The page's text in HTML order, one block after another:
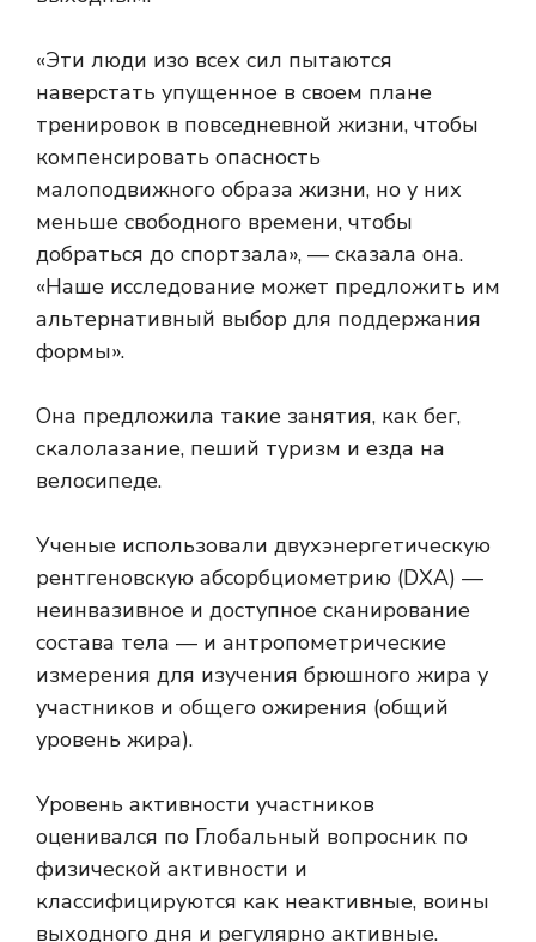
«Эти люди изо всех сил пытаются
наверстать упущенное в своем плане
тренировок в повседневной жизни, чтобы
компенсировать опасность
малоподвижного образа жизни, но у них
меньше свободного времени, чтобы
добраться до спортзала», — сказала она.
«Наше исследование может предложить им
альтернативный выбор для поддержания
формы».
Она предложила такие занятия, как бег,
скалолазание, пеший туризм и езда на
велосипеде.
Ученые использовали двухэнергетическую
рентгеновскую абсорбциометрию (DXA) —
неинвазивное и доступное сканирование
состава тела — и антропометрические
измерения для изучения брюшного жира у
участников и общего ожирения (общий
уровень жира).
Уровень активности участников
оценивался по Глобальный вопросник по
физической активности и
классифицируются как неактивные, воины
выходного дня и регулярно активные.